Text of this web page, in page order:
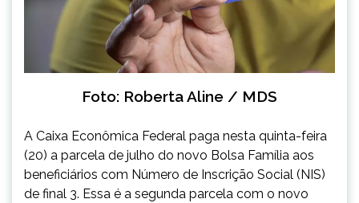
Foto: Roberta Aline / MDS
A Caixa Econômica Federal paga nesta quinta-feira
(20) a parcela de julho do novo Bolsa Família aos
beneficiários com Número de Inscrição Social (NIS)
de final 3. Essa é a segunda parcela com o novo